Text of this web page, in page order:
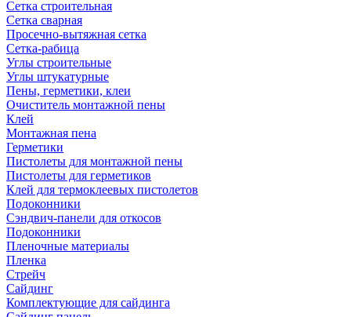
Сетка строительная
Сетка сварная
Просечно-вытяжная сетка
Сетка-рабица
Углы строительные
Углы штукатурные
Пены, герметики, клеи
Очиститель монтажной пены
Клей
Монтажная пена
Герметики
Пистолеты для монтажной пены
Пистолеты для герметиков
Клей для термоклеевых пистолетов
Подоконники
Сэндвич-панели для откосов
Подоконники
Пленочные материалы
Пленка
Стрейч
Сайдинг
Комплектующие для сайдинга